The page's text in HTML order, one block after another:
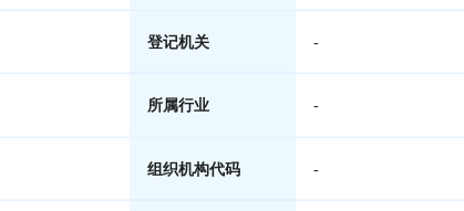
登记机关 -
所属行业 -
组织机构代码 -